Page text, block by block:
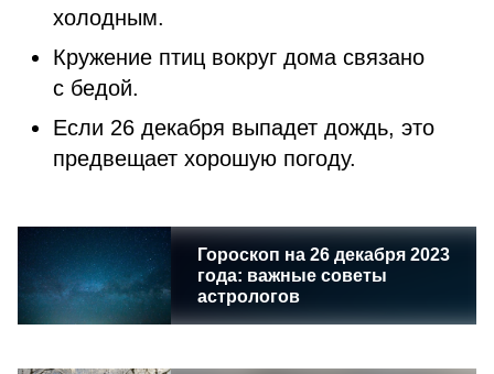
холодным.
Кружение птиц вокруг дома связано
с бедой.
Если 26 декабря выпадет дождь, это
предвещает хорошую погоду.
Гороскоп на 26 декабря 2023
года: важные советы
астрологов